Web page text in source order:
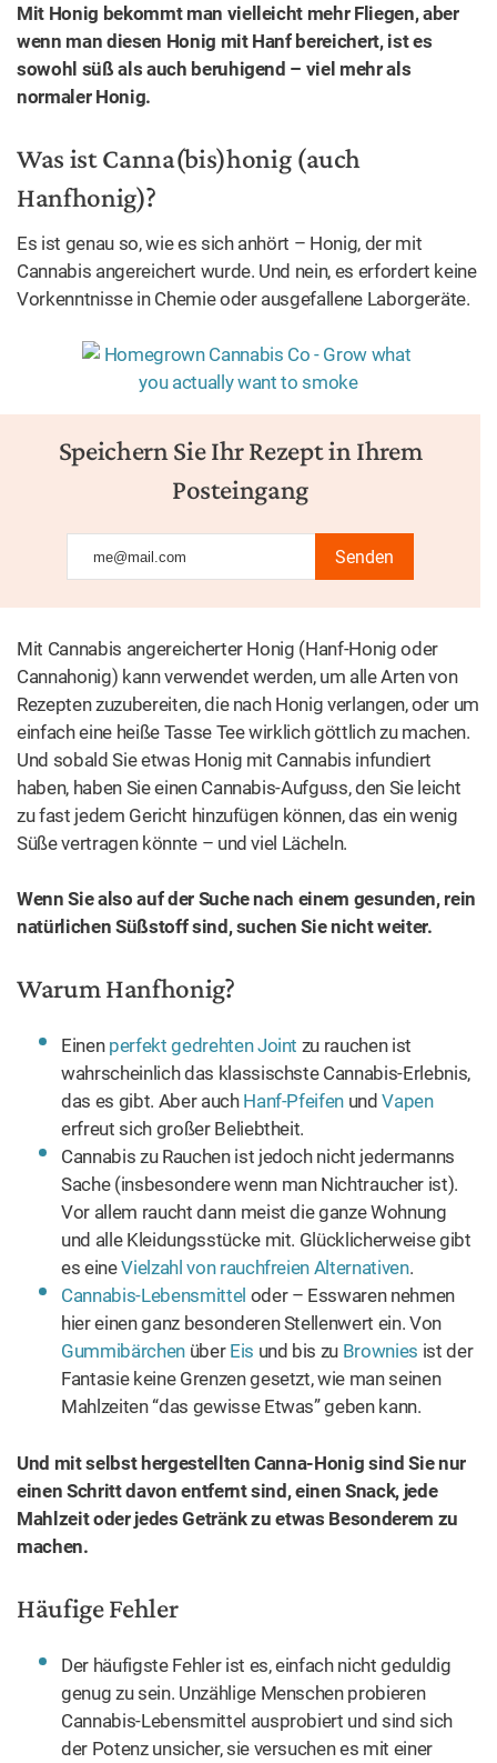
Mit Honig bekommt man vielleicht mehr Fliegen, aber
wenn man diesen Honig mit Hanf bereichert, ist es
sowohl süß als auch beruhigend – viel mehr als
normaler Honig.
Was ist Canna(bis)honig (auch
Hanfhonig)?
Es ist genau so, wie es sich anhört – Honig, der mit
Cannabis angereichert wurde. Und nein, es erfordert keine
Vorkenntnisse in Chemie oder ausgefallene Laborgeräte.
Speichern Sie Ihr Rezept in Ihrem
Posteingang
Senden
Mit Cannabis angereicherter Honig (Hanf-Honig oder
Cannahonig) kann verwendet werden, um alle Arten von
Rezepten zuzubereiten, die nach Honig verlangen, oder um
einfach eine heiße Tasse Tee wirklich göttlich zu machen.
Und sobald Sie etwas Honig mit Cannabis infundiert
haben, haben Sie einen Cannabis-Aufguss, den Sie leicht
zu fast jedem Gericht hinzufügen können, das ein wenig
Süße vertragen könnte – und viel Lächeln.
Wenn Sie also auf der Suche nach einem gesunden, rein
natürlichen Süßstoff sind, suchen Sie nicht weiter.
Warum Hanfhonig?
Einen perfekt gedrehten Joint zu rauchen ist
wahrscheinlich das klassischste Cannabis-Erlebnis,
das es gibt. Aber auch Hanf-Pfeifen undVapen
erfreut sich großer Beliebtheit.
Cannabis zu Rauchen ist jedoch nicht jedermanns
Sache (insbesondere wenn man Nichtraucher ist).
Vor allem raucht dann meist die ganze Wohnung
und alle Kleidungsstücke mit. Glücklicherweise gibt
es eineVielzahl von rauchfreien Alternativen.
Cannabis-Lebensmittel oder – Esswaren nehmen
hier einen ganz besonderen Stellenwert ein. Von
Gummibärchenüber Eis und bis zu Brownies ist der
Fantasie keine Grenzen gesetzt, wie man seinen
Mahlzeiten “das gewisse Etwas” geben kann.
Und mit selbst hergestellten Canna-Honig sind Sie nur
einen Schritt davon entfernt sind, einen Snack, jede
Mahlzeit oder jedes Getränk zu etwas Besonderem zu
machen.
Häufige Fehler
Der häufigste Fehler ist es, einfach nicht geduldig
genug zu sein. Unzählige Menschen probieren
Cannabis-Lebensmittel ausprobiert und sind sich
der Potenz unsicher, sie versuchen es mit einer